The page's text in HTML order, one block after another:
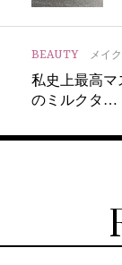
BEAUTY メイク
私史上最高マ
のミルクタ…